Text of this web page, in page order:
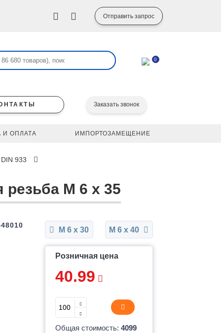
Отправить запрос
0
Заказать звонок
И ОПЛАТА ИМПОРТОЗАМЕЩЕНИЕ
933
резьба M 6 x 35
М 6 x 30 М 6 x 40
Розничная цена
40.99
Общая стоимость: 4099